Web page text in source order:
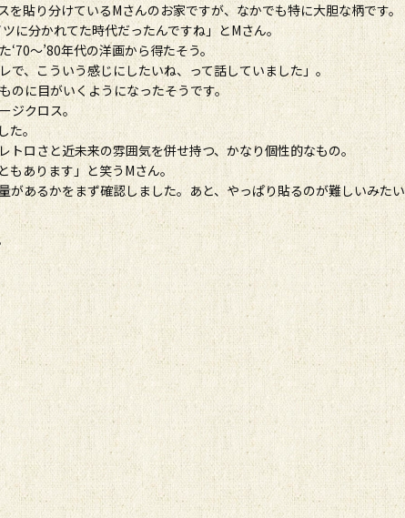
貼り分けているMさんのお家ですが、なかでも特に大胆な柄です。
に分かれてた時代だったんですね」とMさん。
～’80年代の洋画から得たそう。
、こういう感じにしたいね、って話していました」。
のに目がいくようになったそうです。
ジクロス。
。
ロさと近未来の雰囲気を併せ持つ、かなり個性的なもの。
もあります」と笑うMさん。
があるかをまず確認しました。あと、やっぱり貼るのが難しいみたい